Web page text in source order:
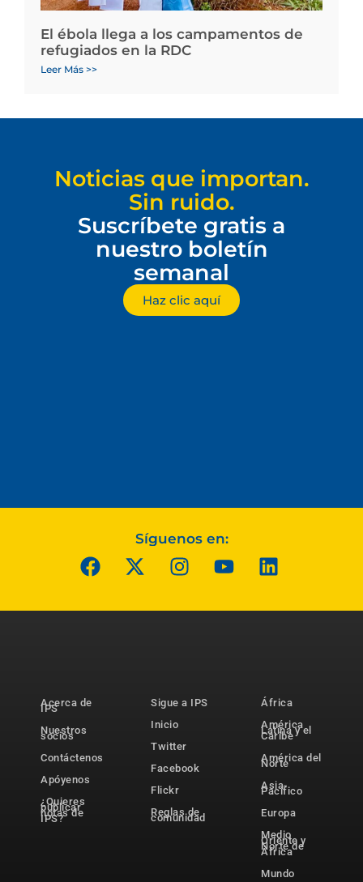
El ébola llega a los campamentos de
refugiados en la RDC
Leer Más >>
Noticias que importan.
Sin ruido.
Suscríbete gratis a
nuestro boletín
semanal
Haz clic aquí
Síguenos en:
Acerca de
IPS
Nuestros
socios
Contáctenos
Apóyenos
¿Quieres
publicar
notas de
IPS?
Sigue a IPS
Inicio
Twitter
Facebook
Flickr
Reglas de
comunidad
África
América
Latina y el
Caribe
América del
Norte
Asia-
Pacífico
Europa
Medio
Oriente y
Norte de
África
Mundo